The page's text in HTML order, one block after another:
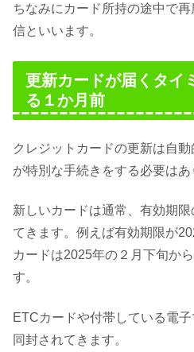
ちなみにカード所持の途中で
信といいます。
更新カードが届くタイ
る１か月前
クレジットカードの更新は自
が特別な手続きをする必要はあ
新しいカードは通常、有効期
てきます。例えば有効期限が
カードは2025年の２月下旬か
す。
ETCカードや付帯している電
同封されてきます。